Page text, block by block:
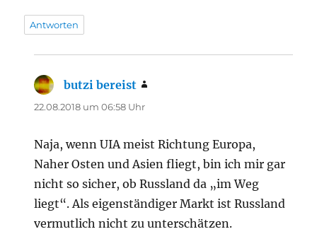
Antworten
butzi bereist
22.08.2018 um 06:58 Uhr
Naja, wenn UIA meist Richtung Europa,
Naher Osten und Asien fliegt, bin ich mir gar
nicht so sicher, ob Russland da „im Weg
liegt“. Als eigenständiger Markt ist Russland
vermutlich nicht zu unterschätzen.